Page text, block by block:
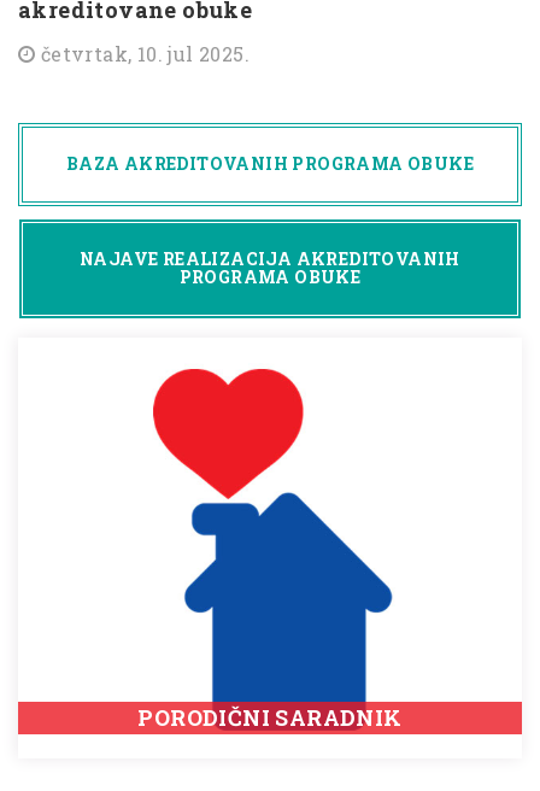
akreditovane obuke
četvrtak, 10. jul 2025.
BAZA AKREDITOVANIH PROGRAMA OBUKE
NAJAVE REALIZACIJA AKREDITOVANIH
PROGRAMA OBUKE
PORODIČNI SARADNIK